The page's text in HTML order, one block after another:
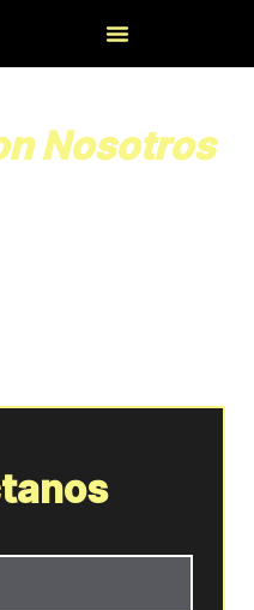
Nosotros